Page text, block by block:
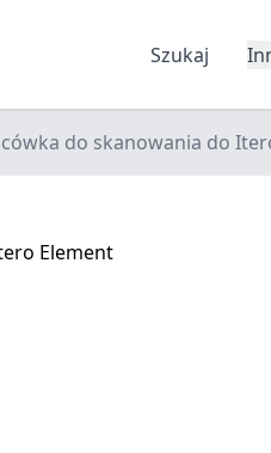
Szukaj
do skanowania do